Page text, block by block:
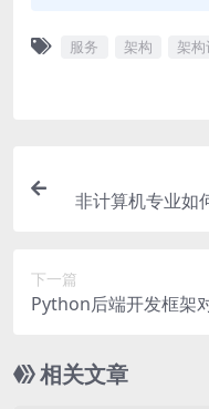
服务 架构 架
非计算机专业如
下一篇
Python后端开发框架
相关文章